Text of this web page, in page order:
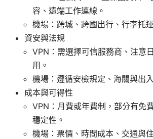
容、遠端工作連線。
機場：跨城、跨國出行、行李托
資安與法規
VPN：需選擇可信服務商、注意
用。
機場：遵循安檢規定、海關與出
成本與可得性
VPN：月費或年費制，部分有免
穩定性。
機場：票價、時間成本、交通與